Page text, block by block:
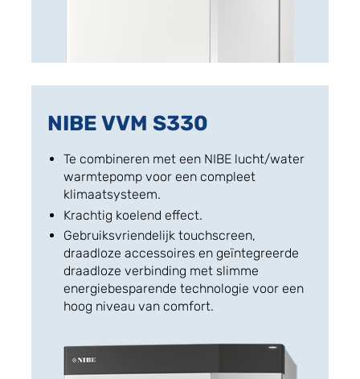
NIBE VVM S330
Te combineren met een NIBE lucht/water
warmtepomp voor een compleet
klimaatsysteem.
Krachtig koelend effect.
Gebruiksvriendelijk touchscreen,
draadloze accessoires en geïntegreerde
draadloze verbinding met slimme
energiebesparende technologie voor een
hoog niveau van comfort.